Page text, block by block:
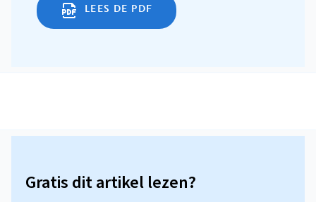
LEES DE PDF
Gratis dit artikel lezen?